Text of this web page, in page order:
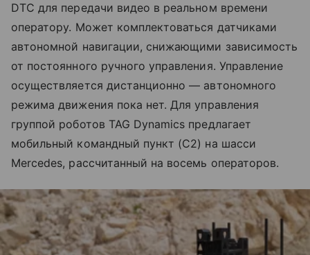
DTC для передачи видео в реальном времени
оператору. Может комплектоваться датчиками
автономной навигации, снижающими зависимость
от постоянного ручного управления. Управление
осуществляется дистанционно — автономного
режима движения пока нет. Для управления
группой роботов TAG Dynamics предлагает
мобильный командный пункт (C2) на шасси
Mercedes, рассчитанный на восемь операторов.